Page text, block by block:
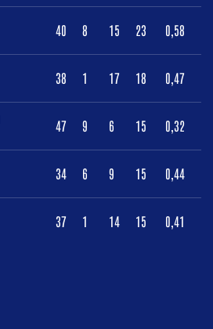
40 8 15 23 0,58
38 1 17 18 0,47
47 9 6 15 0,32
34 6 9 15 0,44
37 1 14 15 0,41